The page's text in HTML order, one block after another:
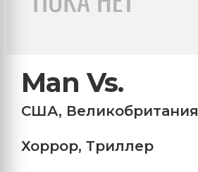
Man Vs.
США, Великобритания
Хоррор, Триллер